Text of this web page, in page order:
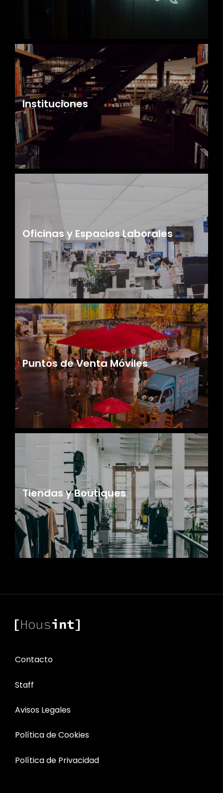
Instituciones
Oficinas y Espacios Laborales
Puntos de Venta Móviles
Tiendas y Boutiques
Contacto
Staff
Avisos Legales
Política de Cookies
Política de Privacidad